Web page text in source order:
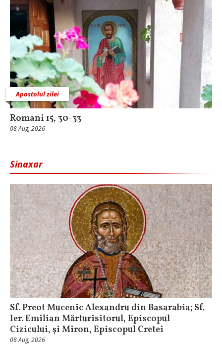
Apostolul zilei
Romani 15, 30-33
08 Aug, 2026
Sinaxar
Sf. Preot Mucenic Alexandru din Basarabia; Sf.
Ier. Emilian Mărturisitorul, Episcopul
Cizicului, şi Miron, Episcopul Cretei
08 Aug, 2026